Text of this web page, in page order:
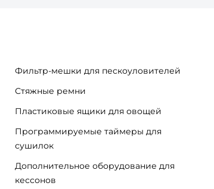
Фильтр-мешки для пескоуловителей
Стяжные ремни
Пластиковые ящики для овощей
Программируемые таймеры для
сушилок
Дополнительное оборудование для
кессонов